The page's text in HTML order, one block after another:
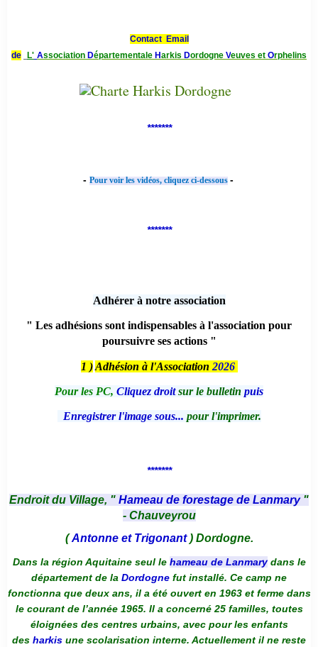
Contact Email
de
L' Association Départementale Harkis Dordogne Veuves et Orphelins
*******
- Pour voir les vidéos, cliquez ci-dessous -
*******
Adhérer à notre association
" Les adhésions sont indispensables à l'association pour
poursuivre ses actions "
1 ) Adhésion à l'Association 2026
Pour les PC, Cliquez droitsur le bulletin puis
Enregistrer l'image sous... pour l'imprimer.
*******
Endroit du Village, " Hameau de forestage de Lanmary "
- Chauveyrou
(Antonne et Trigonant) Dordogne.
Dans la région Aquitaine seul le hameau de Lanmarydans le
département de la Dordogne fut installé. Ce camp ne
fonctionna que deux ans, il a été ouvert en 1963 et ferme dans
le courant de l’année 1965. Il a concerné 25 familles, toutes
éloignées des centres urbains, avec pour les enfants
des harkis une scolarisation interne. Actuellement il ne reste